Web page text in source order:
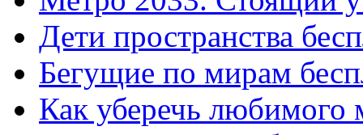
Дети пространства
Бегущие по мирам
Как уберечь любимого